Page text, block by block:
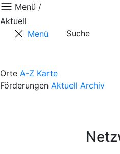
Menü /
Aktuell
Menü
Suche
Orte A-Z Karte
Förderungen Aktuell Archiv